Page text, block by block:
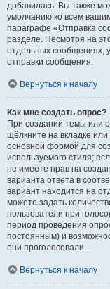
добавилась. Вы также
умолчанию ко всем
параграфе «Отправка
разделе. Несмотря на
отдельных сообщениях,
отправки сообщения.
Вернуться к началу
Как мне создать опрос?
При создании темы или
щёлкните на вкладке
основной формой для
используемого стиля;
не имеете прав на
варианта ответа в
вариант находится на
можете задать
пользователи при
период проведения
постоянным) и
они проголосовали.
Вернуться к началу